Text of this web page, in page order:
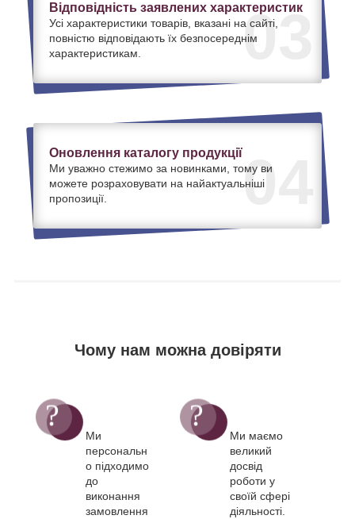
03
Відповідність заявлених характеристик
Усі характеристики товарів, вказані на сайті,
повністю відповідають їх безпосереднім
характеристикам.
04
Оновлення каталогу продукції
Ми уважно стежимо за новинками, тому ви
можете розраховувати на найактуальніші
пропозиції.
Чому нам можна довіряти
Ми
персональн
о підходимо
до
виконання
замовлення
Ми маємо
великий
досвід
роботи у
своїй сфері
діяльності.